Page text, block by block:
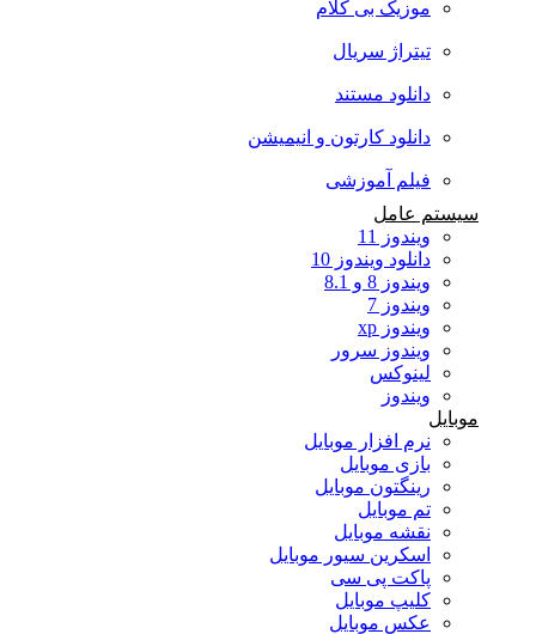
موزیک بی کلام
تیتراژ سریال
دانلود مستند
دانلود کارتون و انیمیشن
فیلم آموزشی
سیستم عامل
ویندوز 11
دانلود ویندوز 10
ویندوز 8 و 8.1
ویندوز 7
ویندوز xp
ویندوز سرور
لینوکس
ویندوز
موبایل
نرم افزار موبایل
بازی موبایل
رینگتون موبایل
تم موبایل
نقشه موبایل
اسکرین سیور موبایل
پاکت پی سی
کلیپ موبایل
عکس موبایل